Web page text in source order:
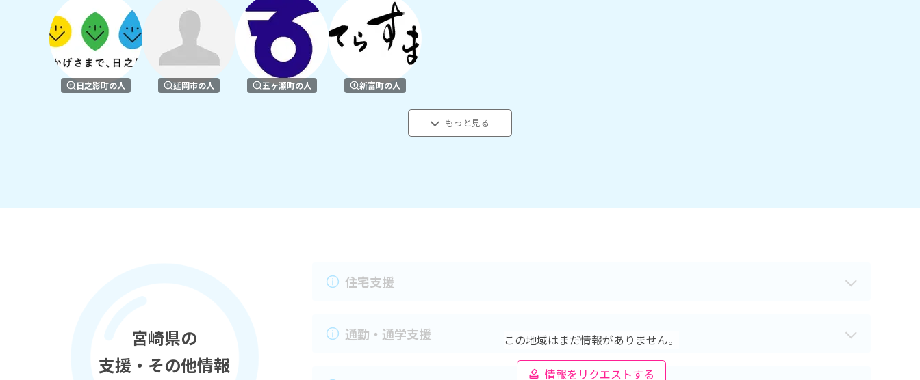
日之影町の人 延岡市の人 五ヶ瀬町の人 新富町の人
もっと見る
宮崎県の
支援・その他情報
この地域はまだ情報がありません。
情報をリクエストする
住宅支援
通勤・通学支援